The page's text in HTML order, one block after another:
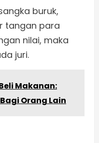
buruk,
tangan para
nilai, maka
juri.
Makanan:
Orang Lain